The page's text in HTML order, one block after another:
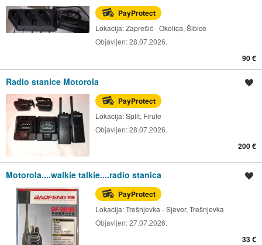
PayProtect
Lokacija:Zaprešić - Okolica, Šibice
Objavljen:28.07.2026.
90 €
Radio stanice Motorola
PayProtect
Lokacija:Split, Firule
Objavljen:28.07.2026.
200 €
Motorola....walkie talkie....radio stanica
PayProtect
Lokacija:Trešnjevka - Sjever, Trešnjevka
Objavljen:27.07.2026.
33 €